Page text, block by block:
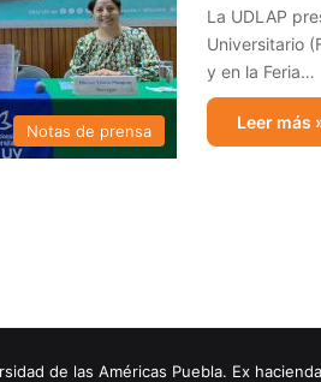
Notas de prensa
La UDLAP
Universitario
y en la Feria…
Leer más
de las Américas Puebla. Ex